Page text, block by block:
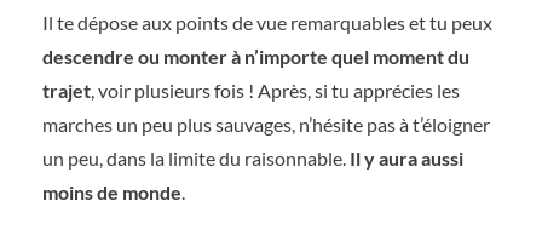
Il te dépose aux points de vue remarquables et tu peux
descendre ou monter à n’importe quel moment du
trajet, voir plusieurs fois ! Après, si tu apprécies les
marches un peu plus sauvages, n’hésite pas à t’éloigner
un peu, dans la limite du raisonnable. Il y aura aussi
moins de monde.